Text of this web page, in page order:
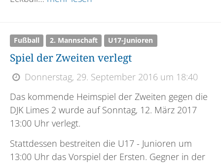
Fußball 2. Mannschaft U17-Junioren
Spiel der Zweiten verlegt
Donnerstag, 29. September 2016 um 18:40
Das kommende Heimspiel der Zweiten gegen die
DJK Limes 2 wurde auf Sonntag, 12. März 2017
13:00 Uhr verlegt.
Stattdessen bestreiten die U17 - Junioren um
13:00 Uhr das Vorspiel der Ersten. Gegner in der